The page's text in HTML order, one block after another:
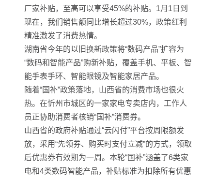
厂家补贴，至高可以享受45%的补贴。1月1日到
现在，我们销售额同比增长超过30%，政策红利
精准激发了消费热情。
湖南省今年的以旧换新政策将“数码产品”扩容为
“数码和智能产品”购新补贴，覆盖手机、平板、智
能手表手环、智能眼镜及智能家居产品。
随着“国补”政策落地，山西省的消费市场也很火
热。在忻州市城区的一家家电专卖店内，工作人
员正协助消费者核销“国补”消费券。
山西省的政府补贴通过“云闪付”平台按周限额发
放，采用“先领券、购买时支付立减”的方式，领取
后优惠券有效期为一周。本轮“国补”涵盖了6类家
电和4类数码智能产品，补贴标准为扣除所有优惠